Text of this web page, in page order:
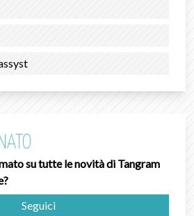
su tutte le novità di Tangram
Seguici